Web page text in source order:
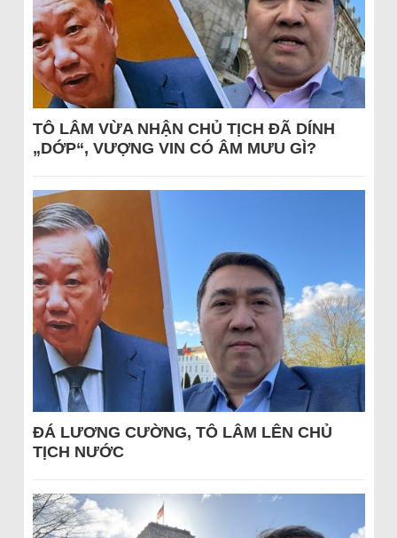
TÔ LÂM VỪA NHẬN CHỦ TỊCH ĐÃ DÍNH
„DỚP“, VƯỢNG VIN CÓ ÂM MƯU GÌ?
ĐÁ LƯƠNG CƯỜNG, TÔ LÂM LÊN CHỦ
TỊCH NƯỚC